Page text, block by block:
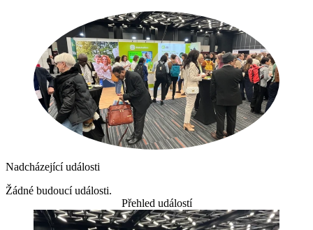
Nadcházející události
Žádné budoucí události.
Přehled událostí